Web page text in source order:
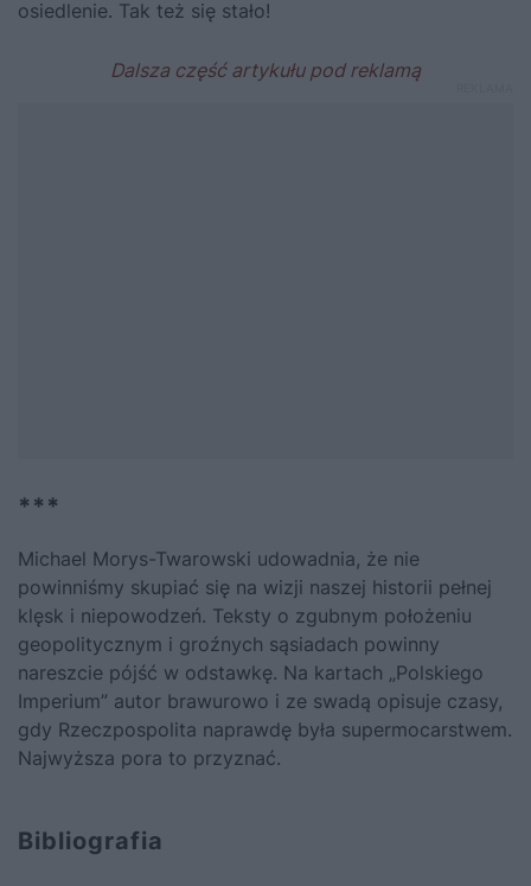
osiedlenie. Tak też się stało!
***
Michael Morys-Twarowski udowadnia, że nie
powinniśmy skupiać się na wizji naszej historii pełnej
klęsk i niepowodzeń. Teksty o zgubnym położeniu
geopolitycznym i groźnych sąsiadach powinny
nareszcie pójść w odstawkę. Na kartach „Polskiego
Imperium” autor brawurowo i ze swadą opisuje czasy,
gdy Rzeczpospolita naprawdę była supermocarstwem.
Najwyższa pora to przyznać.
Bibliografia